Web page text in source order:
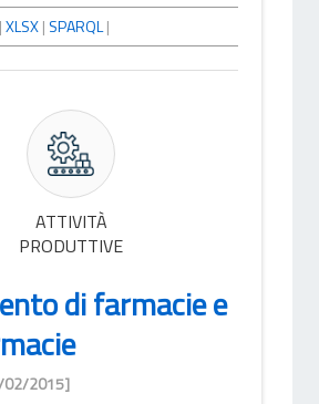
|XLSX| SPARQL|
ATTIVITÀ
PRODUTTIVE
di farmacie e
02/2015]